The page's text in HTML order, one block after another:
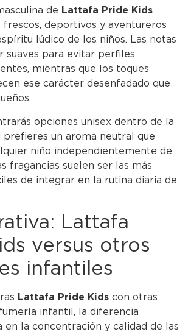
de Lattafa Pride Kids
frescos, deportivos y aventureros
lúdico de los niños. Las notas
suaves para evitar perfiles
mientras que los toques
ese carácter desenfadado que
opciones unisex dentro de la
prefieres un aroma neutral que
niño independientemente de
fragancias suelen ser las más
de integrar en la rutina diaria de
Lattafa
versus otros
infantiles
Lattafa Pride Kids con otras
infantil, la diferencia
en la concentración y calidad de las